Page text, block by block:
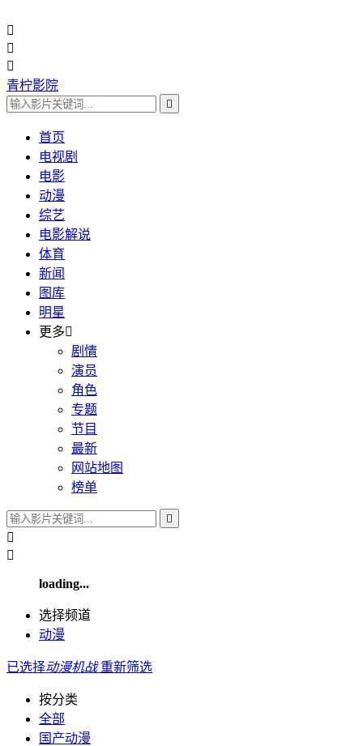



青柠影院

首页
电视剧
电影
动漫
综艺
电影解说
体育
新闻
图库
明星
更多
剧情
演员
角色
专题
节目
最新
网站地图
榜单



loading...
选择频道
动漫
已选择动漫机战重新筛选
按分类
全部
国产动漫